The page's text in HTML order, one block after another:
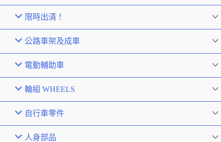
限時出清！
公路車架及成車
電動輔助車
輪組 WHEELS
自行車零件
人身部品